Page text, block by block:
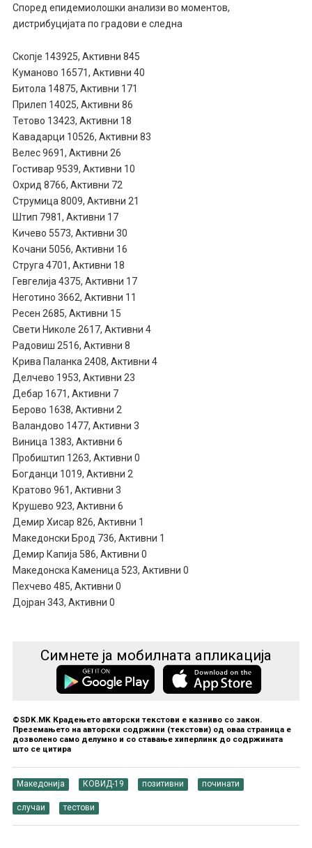
Според епидемиолошки анализи во моментов,
дистрибуцијата по градови е следна
Скопје 143925, Активни 845
Куманово 16571, Активни 40
Битола 14875, Активни 171
Прилеп 14025, Активни 86
Тетово 13423, Активни 18
Кавадарци 10526, Активни 83
Велес 9691, Активни 26
Гостивар 9539, Активни 10
Охрид 8766, Активни 72
Струмица 8009, Активни 21
Штип 7981, Активни 17
Кичево 5573, Активни 30
Кочани 5056, Активни 16
Струга 4701, Активни 18
Гевгелија 4375, Активни 17
Неготино 3662, Активни 11
Ресен 2685, Активни 15
Свети Николе 2617, Активни 4
Радовиш 2516, Активни 8
Крива Паланка 2408, Активни 4
Делчево 1953, Активни 23
Дебар 1671, Активни 7
Берово 1638, Активни 2
Валандово 1477, Активни 3
Виница 1383, Активни 6
Пробиштип 1263, Активни 0
Богданци 1019, Активни 2
Кратово 961, Активни 3
Крушево 923, Активни 6
Демир Хисар 826, Активни 1
Македонски Брод 736, Активни 1
Демир Капија 586, Активни 0
Македонска Каменица 523, Активни 0
Пехчево 485, Активни 0
Дојран 343, Активни 0
Симнете ја мобилната апликација
©SDK.MK Крадењето авторски текстови е казниво со закон.
Преземањето на авторски содржини (текстови) од оваа страница е
дозволено само делумно и со ставање хиперлинк до содржината
што се цитира
Македонија КОВИД-19 позитивни починати
случаи тестови